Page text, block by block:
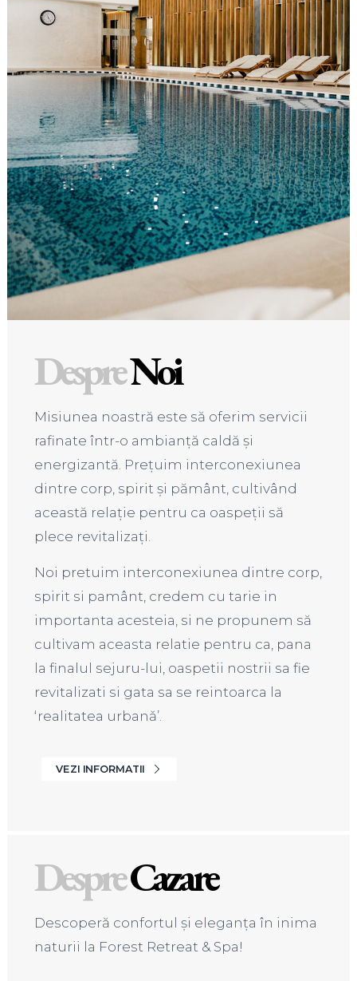
DespreNoi
Misiunea noastră este să oferim servicii
rafinate într-o ambianță caldă și
energizantă. Prețuim interconexiunea
dintre corp, spirit și pământ, cultivând
această relație pentru ca oaspeții să
plece revitalizați.
Noi pretuim interconexiunea dintre corp,
spirit si pamânt, credem cu tarie in
importanta acesteia, si ne propunem să
cultivam aceasta relatie pentru ca, pana
la finalul sejuru-lui, oaspetii nostrii sa fie
revitalizati si gata sa se reintoarca la
‘realitatea urbanǎ’.
VEZI INFORMATII
DespreCazare
Descoperă confortul și eleganța în inima
naturii la Forest Retreat & Spa!